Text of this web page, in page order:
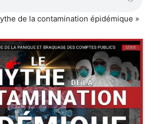
de la contamination épidémique »